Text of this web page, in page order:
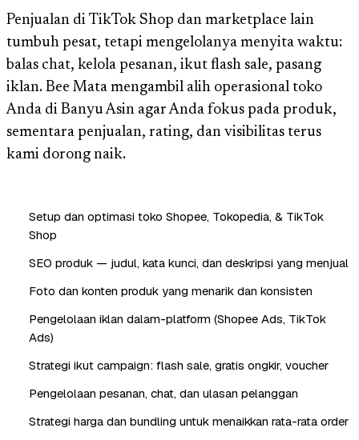
Penjualan di TikTok Shop dan marketplace lain
tumbuh pesat, tetapi mengelolanya menyita waktu:
balas chat, kelola pesanan, ikut flash sale, pasang
iklan. Bee Mata mengambil alih operasional toko
Anda di Banyu Asin agar Anda fokus pada produk,
sementara penjualan, rating, dan visibilitas terus
kami dorong naik.
Setup dan optimasi toko Shopee, Tokopedia, & TikTok
Shop
SEO produk — judul, kata kunci, dan deskripsi yang menjual
Foto dan konten produk yang menarik dan konsisten
Pengelolaan iklan dalam-platform (Shopee Ads, TikTok
Ads)
Strategi ikut campaign: flash sale, gratis ongkir, voucher
Pengelolaan pesanan, chat, dan ulasan pelanggan
Strategi harga dan bundling untuk menaikkan rata-rata order